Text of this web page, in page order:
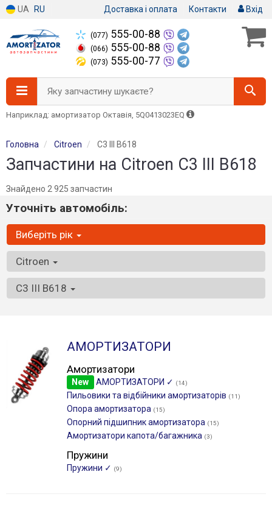
UA RU Доставка і оплата Контакти Вхід
(077) 555-00-88
(066) 555-00-88
(073) 555-00-77
Яку запчастину шукаєте?
Наприклад: амортизатор Октавія, 5Q0413023EQ
Головна Citroen C3 III B618
Запчастини на Citroen C3 III B618
Знайдено 2 925 запчастин
Уточніть автомобіль:
Виберіть рік
Citroen
C3 III B618
АМОРТИЗАТОРИ
Амортизатори
New АМОРТИЗАТОРИ ✓ (14)
Пильовики та відбійники амортизаторів (11)
Опора амортизатора (15)
Опорний підшипник амортизатора (15)
Амортизатори капота/багажника (3)
Пружини
Пружини ✓ (9)